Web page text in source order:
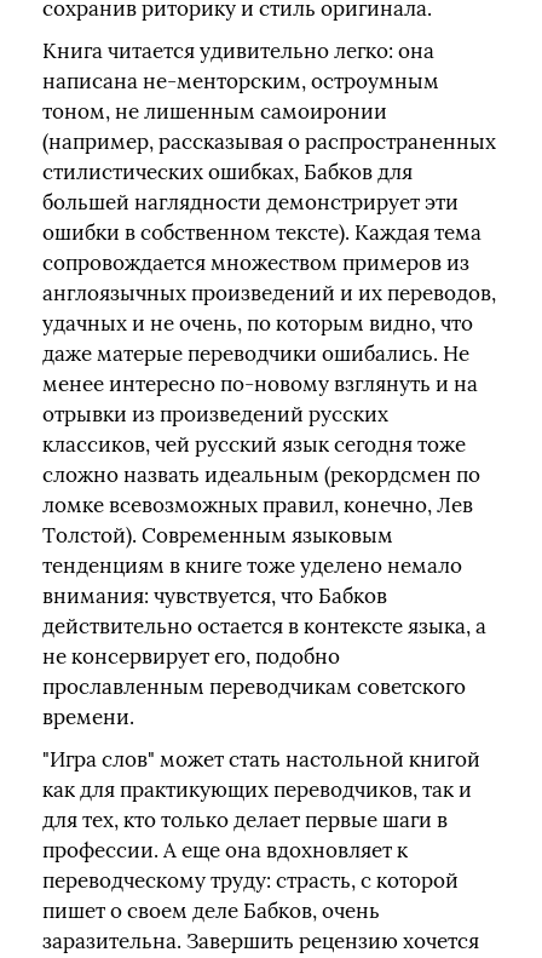
сохранив риторику и стиль оригинала.
Книга читается удивительно легко: она
написана не-менторским, остроумным
тоном, не лишенным самоиронии
(например, рассказывая о распространенных
стилистических ошибках, Бабков для
большей наглядности демонстрирует эти
ошибки в собственном тексте). Каждая тема
сопровождается множеством примеров из
англоязычных произведений и их переводов,
удачных и не очень, по которым видно, что
даже матерые переводчики ошибались. Не
менее интересно по-новому взглянуть и на
отрывки из произведений русских
классиков, чей русский язык сегодня тоже
сложно назвать идеальным (рекордсмен по
ломке всевозможных правил, конечно, Лев
Толстой). Современным языковым
тенденциям в книге тоже уделено немало
внимания: чувствуется, что Бабков
действительно остается в контексте языка, а
не консервирует его, подобно
прославленным переводчикам советского
времени.
"Игра слов" может стать настольной книгой
как для практикующих переводчиков, так и
для тех, кто только делает первые шаги в
профессии. А еще она вдохновляет к
переводческому труду: страсть, с которой
пишет о своем деле Бабков, очень
заразительна. Завершить рецензию хочется